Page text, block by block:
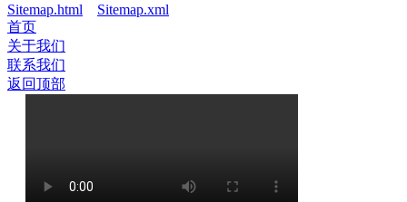
Sitemap.html
Sitemap.xml
首页
关于我们
联系我们
返回顶部